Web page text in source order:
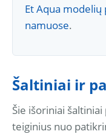
Et Aqua modelių
namuose.
Šaltiniai ir
Šie išoriniai
teiginius nuo